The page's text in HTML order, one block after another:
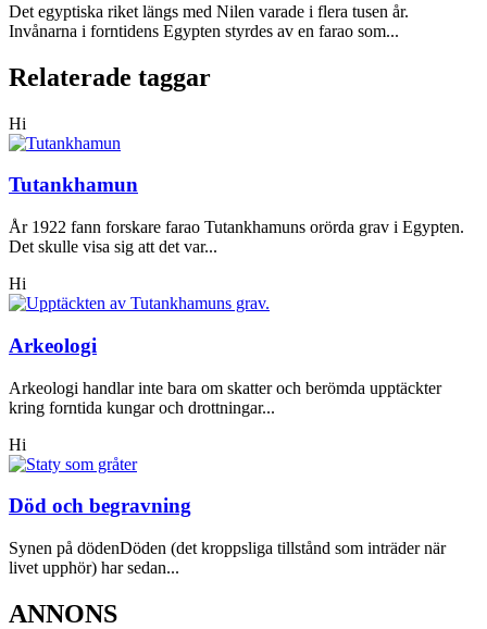
Det egyptiska riket längs med Nilen varade i flera tusen år.
Invånarna i forntidens Egypten styrdes av en farao som...
Relaterade taggar
Hi
Tutankhamun
År 1922 fann forskare farao Tutankhamuns orörda grav i Egypten.
Det skulle visa sig att det var...
Hi
Arkeologi
Arkeologi handlar inte bara om skatter och berömda upptäckter
kring forntida kungar och drottningar...
Hi
Död och begravning
Synen på dödenDöden (det kroppsliga tillstånd som inträder när
livet upphör) har sedan...
ANNONS